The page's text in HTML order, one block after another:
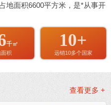
地面积6600平方米，是*从事开
千㎡
积
10+
远销10多个国家
查看更多 +